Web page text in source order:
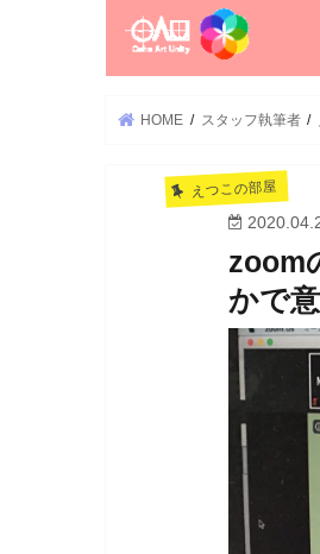
HOME スタッフ執筆者
えつこの部屋
zoom
かで